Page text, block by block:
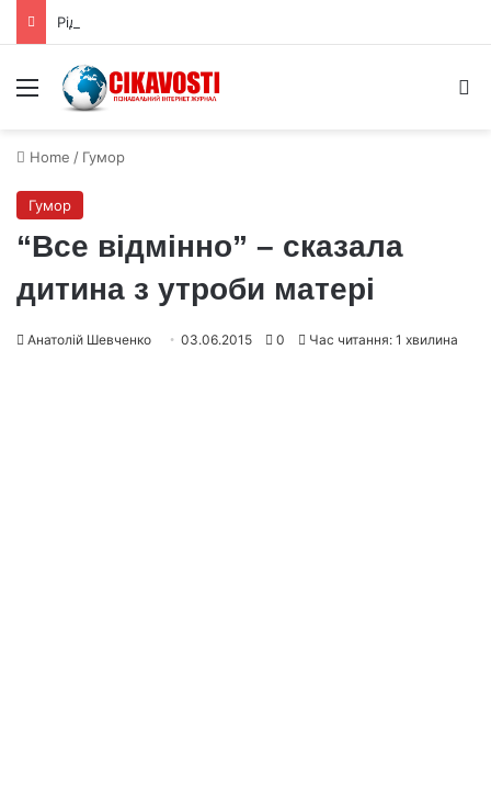
Menu
Home / Гумор
Гумор
“Все відмінно” – сказала
дитина з утроби матері
Анатолій Шевченко 03.06.2015 0 Час читання: 1 хвилина